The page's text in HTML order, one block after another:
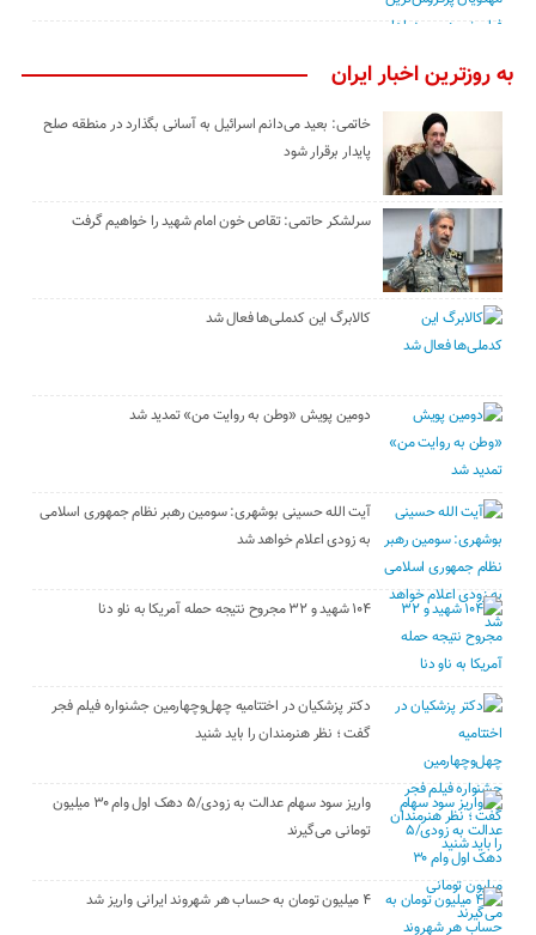
به روزترین اخبار ایران
خاتمی: بعید می‌دانم اسرائیل به آسانی بگذارد در منطقه صلح
پایدار برقرار شود
سرلشکر حاتمی: تقاص خون امام شهید را خواهیم گرفت
کالابرگ این کدملی‌ها فعال شد
دومین پویش «وطن به روایت من» تمدید شد
آیت الله حسینی بوشهری: سومین رهبر نظام جمهوری اسلامی
به زودی اعلام خواهد شد
۱۰۴ شهید و ۳۲ مجروح نتیجه حمله آمریکا به ناو دنا
دکتر پزشکیان در اختتامیه چهل‌وچهارمین جشنواره فیلم فجر
گفت ؛ نظر هنرمندان را باید شنید
واریز سود سهام عدالت به زودی/۵ دهک اول وام ۳۰ میلیون
تومانی می‌گیرند
۴ میلیون تومان به حساب هر شهروند ایرانی واریز شد